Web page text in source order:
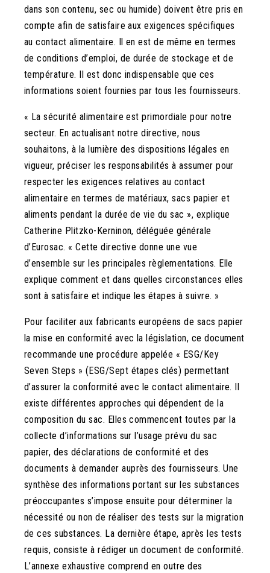
dans son contenu, sec ou humide) doivent être pris en
compte afin de satisfaire aux exigences spécifiques
au contact alimentaire. Il en est de même en termes
de conditions d’emploi, de durée de stockage et de
température. Il est donc indispensable que ces
informations soient fournies par tous les fournisseurs.
« La sécurité alimentaire est primordiale pour notre
secteur. En actualisant notre directive, nous
souhaitons, à la lumière des dispositions légales en
vigueur, préciser les responsabilités à assumer pour
respecter les exigences relatives au contact
alimentaire en termes de matériaux, sacs papier et
aliments pendant la durée de vie du sac », explique
Catherine Plitzko-Kerninon, déléguée générale
d’Eurosac. « Cette directive donne une vue
d’ensemble sur les principales règlementations. Elle
explique comment et dans quelles circonstances elles
sont à satisfaire et indique les étapes à suivre. »
Pour faciliter aux fabricants européens de sacs papier
la mise en conformité avec la législation, ce document
recommande une procédure appelée « ESG/Key
Seven Steps » (ESG/Sept étapes clés) permettant
d’assurer la conformité avec le contact alimentaire. Il
existe différentes approches qui dépendent de la
composition du sac. Elles commencent toutes par la
collecte d’informations sur l’usage prévu du sac
papier, des déclarations de conformité et des
documents à demander auprès des fournisseurs. Une
synthèse des informations portant sur les substances
préoccupantes s’impose ensuite pour déterminer la
nécessité ou non de réaliser des tests sur la migration
de ces substances. La dernière étape, après les tests
requis, consiste à rédiger un document de conformité.
L’annexe exhaustive comprend en outre des